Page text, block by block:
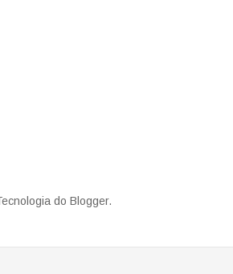
do Blogger.